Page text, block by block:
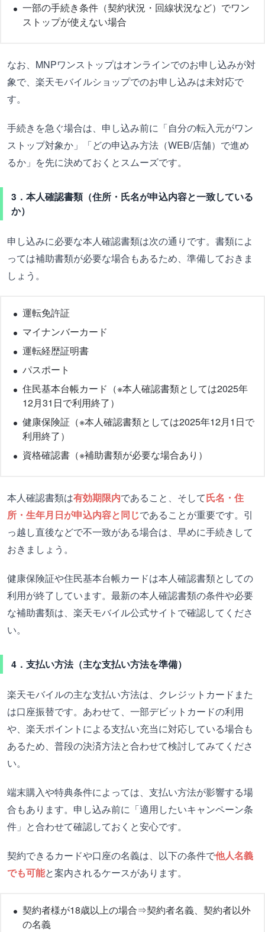
一部の手続き条件（契約状況・回線状況など）でワン
ストップが使えない場合
なお、MNPワンストップはオンラインでのお申し込みが対
象で、楽天モバイルショップでのお申し込みは未対応で
す。
手続きを急ぐ場合は、申し込み前に「自分の転入元がワン
ストップ対象か」「どの申込み方法（WEB/店舗）で進め
るか」を先に決めておくとスムーズです。
3．本人確認書類（住所・氏名が申込内容と一致している
か）
申し込みに必要な本人確認書類は次の通りです。書類によ
っては補助書類が必要な場合もあるため、準備しておきま
しょう。
運転免許証
マイナンバーカード
運転経歴証明書
パスポート
住民基本台帳カード（※本人確認書類としては2025年
12月31日で利用終了）
健康保険証（※本人確認書類としては2025年12月1日で
利用終了）
資格確認書（※補助書類が必要な場合あり）
本人確認書類は有効期限内であること、そして氏名・住
所・生年月日が申込内容と同じであることが重要です。引
っ越し直後などで不一致がある場合は、早めに手続きして
おきましょう。
健康保険証や住民基本台帳カードは本人確認書類としての
利用が終了しています。最新の本人確認書類の条件や必要
な補助書類は、楽天モバイル公式サイトで確認してくださ
い。
4．支払い方法（主な支払い方法を準備）
楽天モバイルの主な支払い方法は、クレジットカードまた
は口座振替です。あわせて、一部デビットカードの利用
や、楽天ポイントによる支払い充当に対応している場合も
あるため、普段の決済方法と合わせて検討してみてくださ
い。
端末購入や特典条件によっては、支払い方法が影響する場
合もあります。申し込み前に「適用したいキャンペーン条
件」と合わせて確認しておくと安心です。
契約できるカードや口座の名義は、以下の条件で他人名義
でも可能と案内されるケースがあります。
契約者様が18歳以上の場合⇒契約者名義、契約者以外
の名義